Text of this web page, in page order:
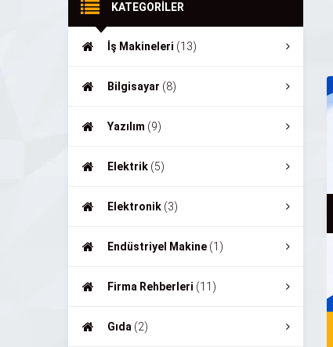
KATEGORİLER
İş Makineleri (13)
Bilgisayar (8)
Yazılım (9)
Elektrik (5)
Elektronik (3)
Endüstriyel Makine (1)
Firma Rehberleri (11)
Gıda (2)